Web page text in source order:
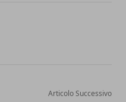
Articolo Successivo